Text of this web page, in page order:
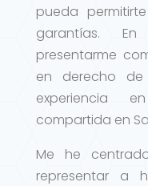
pueda
garantías.
presentarme
en derecho
experiencia
compartida en
Me he
representar a